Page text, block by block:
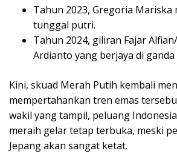
Tahun 2023, Gregoria Mariska
tunggal putri.
Tahun 2024, giliran Fajar
Ardianto yang berjaya di
Kini, skuad Merah Putih kembali
mempertahankan tren emas
wakil yang tampil, peluang
meraih gelar tetap terbuka, meski
Jepang akan sangat ketat.